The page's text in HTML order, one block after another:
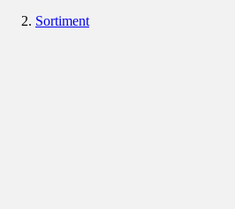
Sortiment